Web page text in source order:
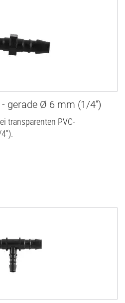
gerade Ø 6 mm (1/4'')
transparenten PVC-